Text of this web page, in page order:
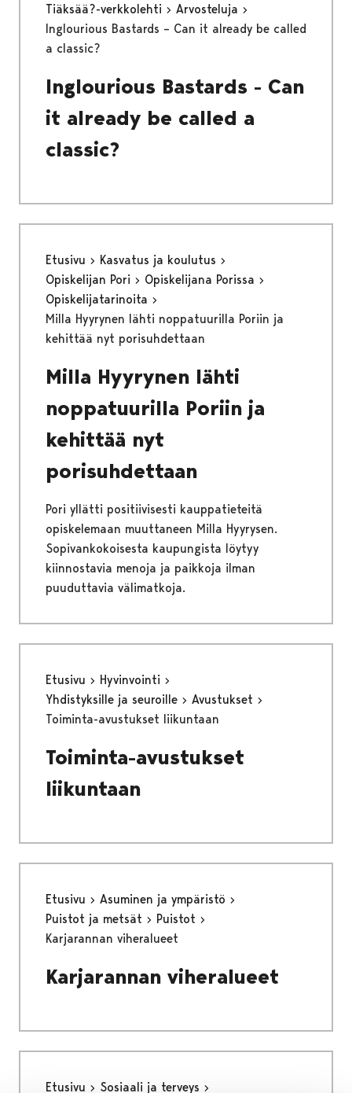
Tiäksää?-verkkolehti
Arvosteluja
Inglourious Bastards – Can it already be called
a classic?
Inglourious Bastards - Can
it already be called a
classic?
Etusivu
Kasvatus ja koulutus
Opiskelijan Pori
Opiskelijana Porissa
Opiskelijatarinoita
Milla Hyyrynen lähti noppatuurilla Poriin ja
kehittää nyt porisuhdettaan
Milla Hyyrynen lähti
noppatuurilla Poriin ja
kehittää nyt
porisuhdettaan
Pori yllätti positiivisesti kauppatieteitä
opiskelemaan muuttaneen Milla Hyyrysen.
Sopivankokoisesta kaupungista löytyy
kiinnostavia menoja ja paikkoja ilman
puuduttavia välimatkoja.
Etusivu
Hyvinvointi
Yhdistyksille ja seuroille
Avustukset
Toiminta-avustukset liikuntaan
Toiminta-avustukset
liikuntaan
Etusivu
Asuminen ja ympäristö
Puistot ja metsät
Puistot
Karjarannan viheralueet
Karjarannan viheralueet
Etusivu Sosiaali ja terveys